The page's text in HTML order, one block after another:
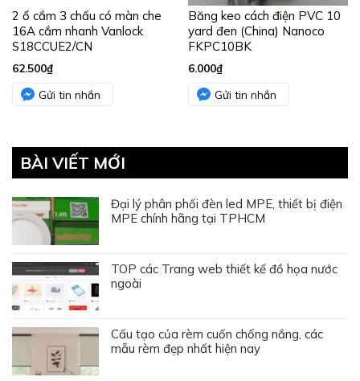
2 ổ cắm 3 chấu có màn che
16A cắm nhanh Vanlock
S18CCUE2/CN
62.500₫
Gửi tin nhắn
Băng keo cách điện PVC 10
yard đen (China) Nanoco
FKPC10BK
6.000₫
Gửi tin nhắn
BÀI VIẾT MỚI
Đại lý phân phối đèn led MPE, thiết bị điện
MPE chính hãng tại TPHCM
TOP các Trang web thiết kế đồ họa nước
ngoài
Cấu tạo của rèm cuốn chống nắng, các
mẫu rèm đẹp nhất hiện nay